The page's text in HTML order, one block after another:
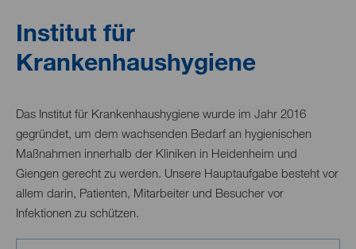
Institut für
Krankenhaushygiene
Das Institut für Krankenhaushygiene wurde im Jahr 2016
gegründet, um dem wachsenden Bedarf an hygienischen
Maßnahmen innerhalb der Kliniken in Heidenheim und
Giengen gerecht zu werden. Unsere Hauptaufgabe besteht vor
allem darin, Patienten, Mitarbeiter und Besucher vor
Infektionen zu schützen.